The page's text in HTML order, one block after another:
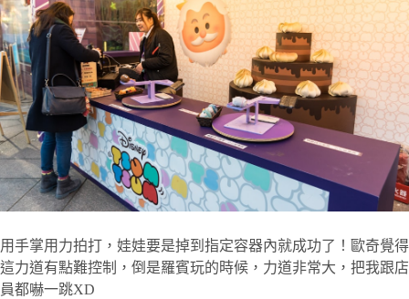
用手掌用力拍打，娃娃要是掉到指定容器內就成功了！歐奇覺得
這力道有點難控制，倒是羅賓玩的時候，力道非常大，把我跟店
員都嚇一跳XD